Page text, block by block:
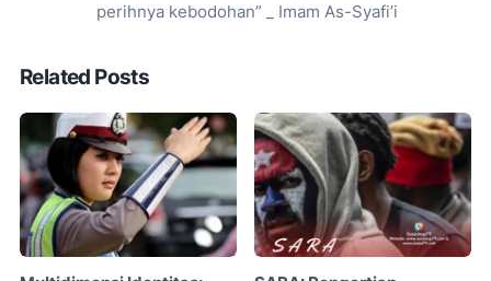
perihnya kebodohan” _ Imam As-Syafi’i
Related Posts